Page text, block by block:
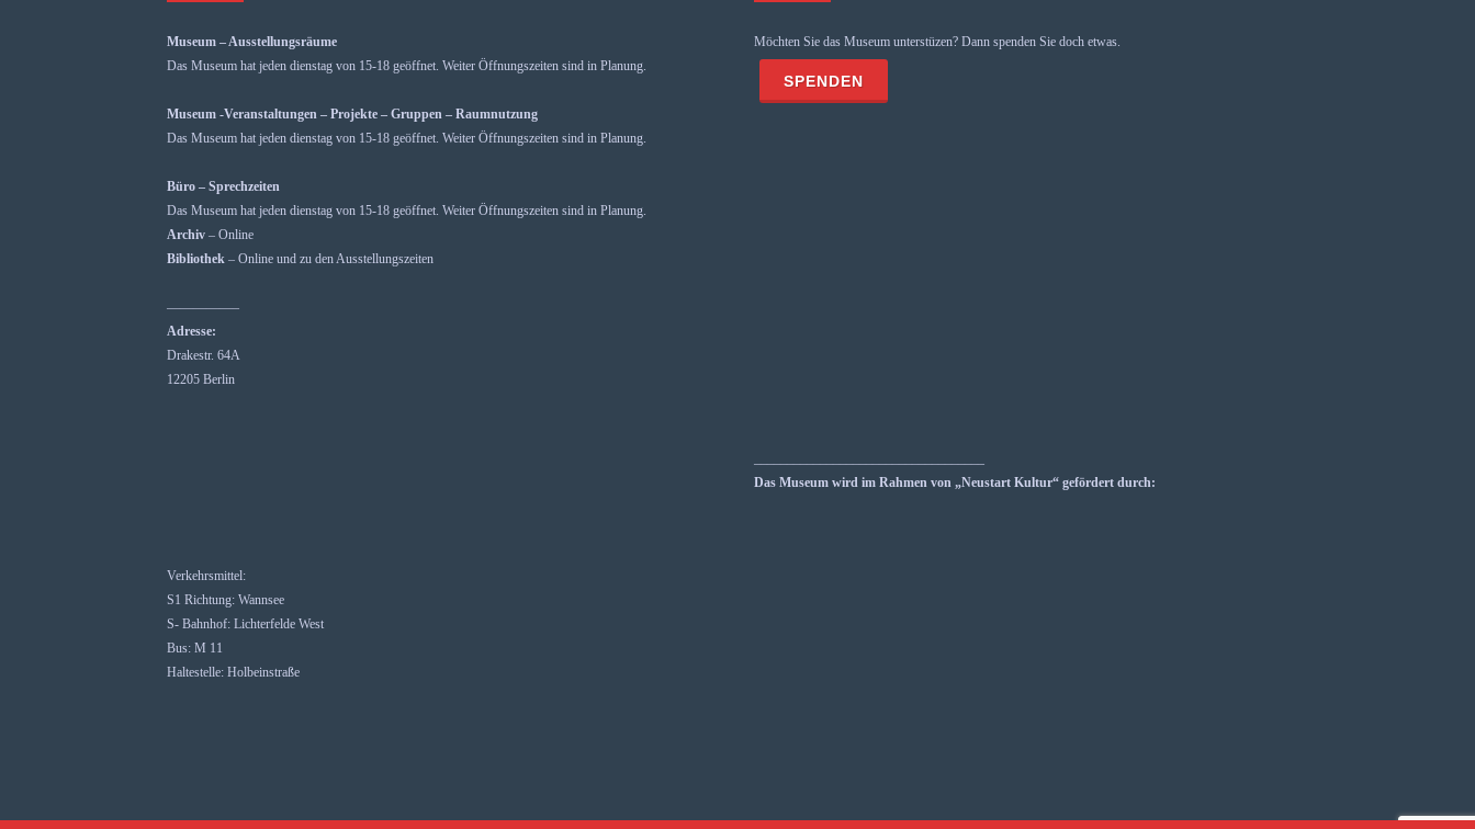
Museum – Ausstellungsräume
Das Museum hat jeden dienstag von 15-18 geöffnet. Weiter Öffnungszeiten sind in Planung.
Museum -Veranstaltungen – Projekte – Gruppen – Raumnutzung
Das Museum hat jeden dienstag von 15-18 geöffnet. Weiter Öffnungszeiten sind in Planung.
Büro – Sprechzeiten
Das Museum hat jeden dienstag von 15-18 geöffnet. Weiter Öffnungszeiten sind in Planung.
Archiv – Online
Bibliothek – Online und zu den Ausstellungszeiten
—————–
Adresse:
Drakestr. 64A
12205 Berlin
Verkehrsmittel:
S1 Richtung: Wannsee
S- Bahnhof: Lichterfelde West
Bus: M 11
Haltestelle: Holbeinstraße
Möchten Sie das Museum unterstüzen? Dann spenden Sie doch etwas.
Das Museum wird im Rahmen von „Neustart Kultur“ gefördert durch: